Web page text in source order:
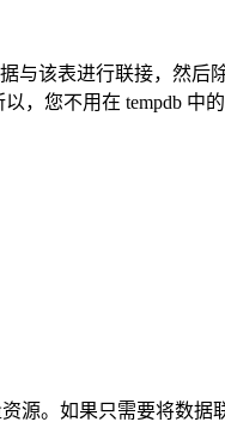
与该表进行联接，然
您不用在 tempdb 中
。如果只需要将数据